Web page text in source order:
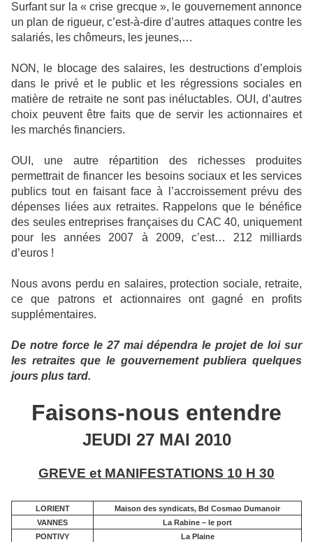
Surfant sur la « crise grecque », le gouvernement annonce
un plan de rigueur, c’est-à-dire d’autres attaques contre les
salariés, les chômeurs, les jeunes,…
NON, le blocage des salaires, les destructions d’emplois
dans le privé et le public et les régressions sociales en
matière de retraite ne sont pas inéluctables. OUI, d’autres
choix peuvent être faits que de servir les actionnaires et
les marchés financiers.
OUI, une autre répartition des richesses produites
permettrait de financer les besoins sociaux et les services
publics tout en faisant face à l’accroissement prévu des
dépenses liées aux retraites. Rappelons que le bénéfice
des seules entreprises françaises du CAC 40, uniquement
pour les années 2007 à 2009, c’est… 212 milliards
d’euros !
Nous avons perdu en salaires, protection sociale, retraite,
ce que patrons et actionnaires ont gagné en profits
supplémentaires.
De notre force le 27 mai dépendra le projet de loi sur
les retraites que le gouvernement publiera quelques
jours plus tard.
Faisons-nous entendre
JEUDI 27 MAI 2010
GREVE et MANIFESTATIONS 10 H 30
LORIENT
Maison des syndicats, Bd Cosmao Dumanoir
VANNES
La Rabine – le port
PONTIVY
La Plaine